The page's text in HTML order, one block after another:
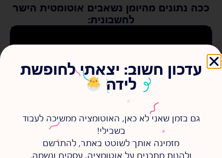
ככה נתונים מהיומן נשאבים אוטומטית הישר
לחשבונית:
רוצה לייעל את תהליכי הגבייה שלך
ולהפסיק לרדוף אחרי תשלומים?
עדכון חשוב: יצאתי לחופשת
לידה
גם בזמן שאני לא כאן, האוטומציה ממשיכה לעבוד
בשבילי!
מזמינה אותך לשוטט באתר, להתרשם
ולהנות מתכנים על אוטומציה, עסקים ונשמה.